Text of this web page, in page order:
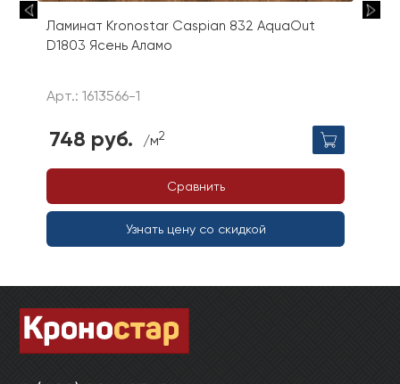
Ламинат Kronostar Caspian 832 AquaOut
D1803 Ясень Аламо
Арт.: 1613566-1
748 руб. /м2
Сравнить
Узнать цену со скидкой